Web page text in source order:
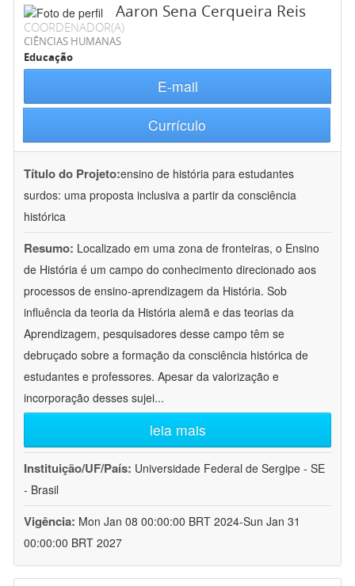
Aaron Sena Cerqueira Reis
COORDENADOR(A)
CIÊNCIAS HUMANAS
Educação
E-mail
Currículo
Título do Projeto:ensino de história para estudantes
surdos: uma proposta inclusiva a partir da consciência
histórica
Resumo: Localizado em uma zona de fronteiras, o Ensino
de História é um campo do conhecimento direcionado aos
processos de ensino-aprendizagem da História. Sob
influência da teoria da História alemã e das teorias da
Aprendizagem, pesquisadores desse campo têm se
debruçado sobre a formação da consciência histórica de
estudantes e professores. Apesar da valorização e
incorporação desses sujei...
leia mais
Instituição/UF/País: Universidade Federal de Sergipe - SE
- Brasil
Vigência: Mon Jan 08 00:00:00 BRT 2024-Sun Jan 31
00:00:00 BRT 2027